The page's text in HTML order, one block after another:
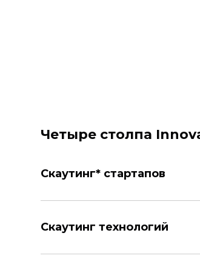
Четыре столпа
Скаутинг* стартапов
Скаутинг технологий